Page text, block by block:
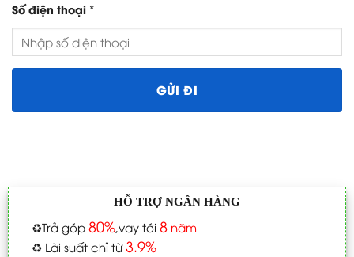
Số điện thoại *
HỖ TRỢ NGÂN HÀNG
♻️Trả góp 80%,vay tới 8năm
♻️ Lãi suất chỉ từ3.9%